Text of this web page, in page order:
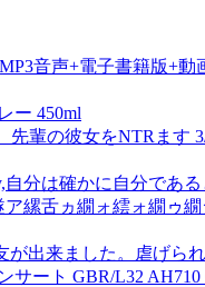
音声+電子書籍版+
ー 450ml
先輩の彼女をNTRます
分は確かに自分であ
縲舌ヵ繝ォ繧ォ繝ゥ繝
が出来ました。虐げら
サート GBR/L32